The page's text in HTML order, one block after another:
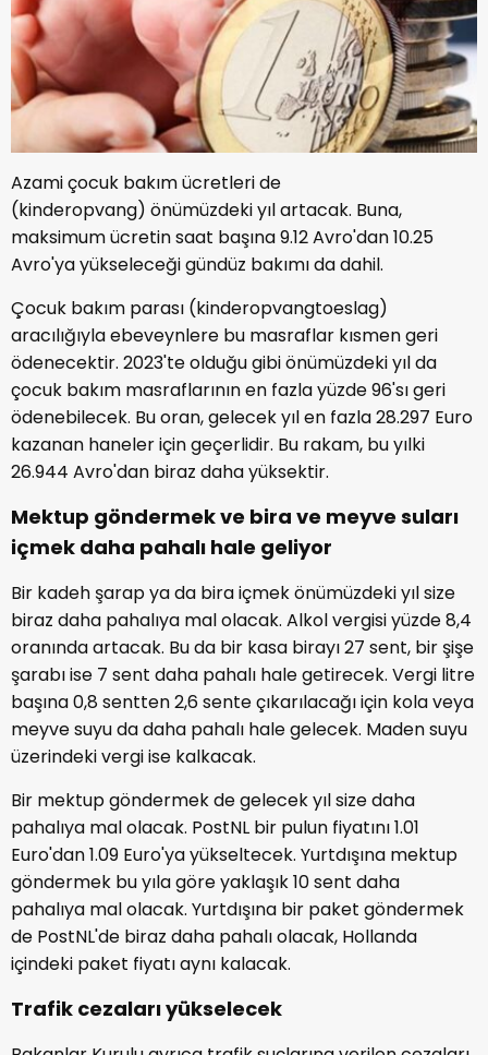
Azami çocuk bakım ücretleri de
(kinderopvang) önümüzdeki yıl artacak. Buna,
maksimum ücretin saat başına 9.12 Avro'dan 10.25
Avro'ya yükseleceği gündüz bakımı da dahil.
Çocuk bakım parası (kinderopvangtoeslag)
aracılığıyla ebeveynlere bu masraflar kısmen geri
ödenecektir. 2023'te olduğu gibi önümüzdeki yıl da
çocuk bakım masraflarının en fazla yüzde 96'sı geri
ödenebilecek. Bu oran, gelecek yıl en fazla 28.297 Euro
kazanan haneler için geçerlidir. Bu rakam, bu yılki
26.944 Avro'dan biraz daha yüksektir.
Mektup göndermek ve bira ve meyve suları
içmek daha pahalı hale geliyor
Bir kadeh şarap ya da bira içmek önümüzdeki yıl size
biraz daha pahalıya mal olacak. Alkol vergisi yüzde 8,4
oranında artacak. Bu da bir kasa birayı 27 sent, bir şişe
şarabı ise 7 sent daha pahalı hale getirecek. Vergi litre
başına 0,8 sentten 2,6 sente çıkarılacağı için kola veya
meyve suyu da daha pahalı hale gelecek. Maden suyu
üzerindeki vergi ise kalkacak.
Bir mektup göndermek de gelecek yıl size daha
pahalıya mal olacak. PostNL bir pulun fiyatını 1.01
Euro'dan 1.09 Euro'ya yükseltecek. Yurtdışına mektup
göndermek bu yıla göre yaklaşık 10 sent daha
pahalıya mal olacak. Yurtdışına bir paket göndermek
de PostNL'de biraz daha pahalı olacak, Hollanda
içindeki paket fiyatı aynı kalacak.
Trafik cezaları yükselecek